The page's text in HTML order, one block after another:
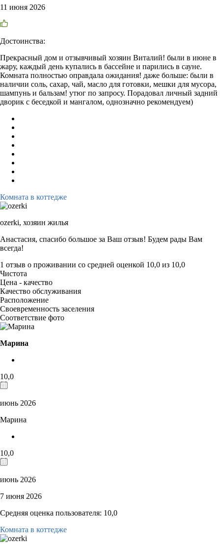
11 июня 2026
Достоинства:
Прекрасный дом и отзывчивый хозяин Виталий! были в июне в
жару, каждый день купались в бассейне и парились в сауне.
Комната полностью оправдала ожидания! даже больше: были в
наличии соль, сахар, чай, масло для готовки, мешки для мусора,
шампунь и бальзам! утюг по запросу. Порадовал личный задний
дворик с беседкой и мангалом, однозначно рекомендуем)
Комната в коттедже
ozerki, хозяин жилья
Анастасия, спасибо большое за Ваш отзыв! Будем рады Вам
всегда!
1 отзыв о проживании со средней оценкой 10,0 из 10,0
Чистота
Цена - качество
Качество обслуживания
Расположение
Своевременность заселения
Соответствие фото
Марина
10,0
июнь 2026
Марина
10,0
июнь 2026
7 июня 2026
Средняя оценка пользователя: 10,0
Комната в коттедже